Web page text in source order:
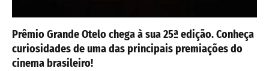
Prêmio Grande Otelo chega à sua 25ª edição. Conheça
curiosidades de uma das principais premiações do
cinema brasileiro!